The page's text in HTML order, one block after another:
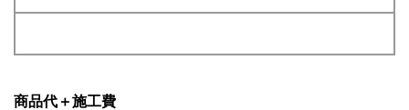
商品代＋施工費